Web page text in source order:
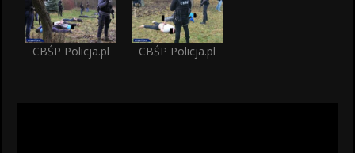
CBŚP Policja.pl CBŚP Policja.pl